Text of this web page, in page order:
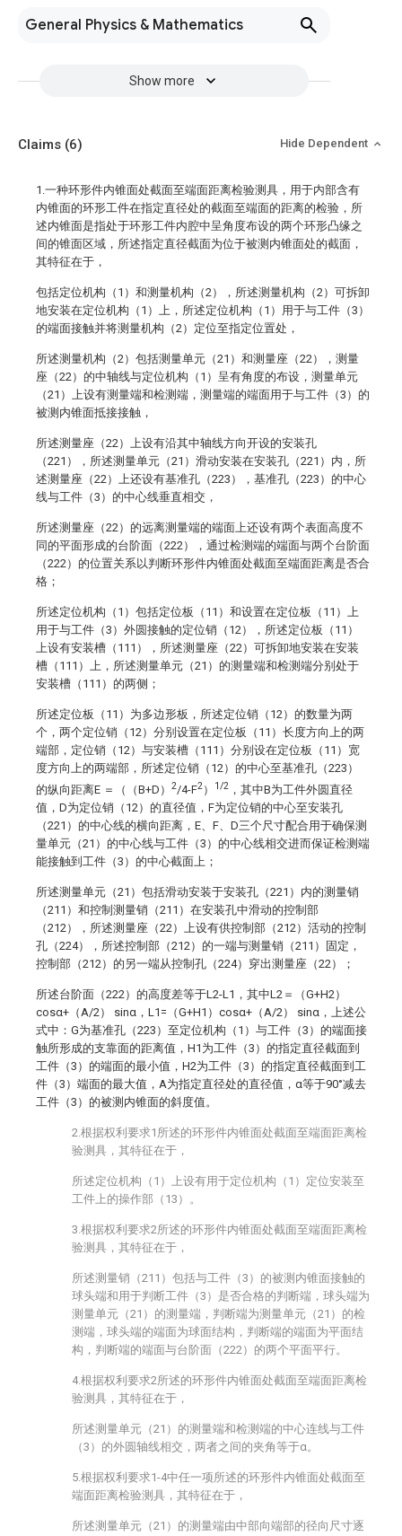
General Physics & Mathematics
Show more
Claims (6) Hide Dependent
1.一种环形件内锥面处截面至端面距离检验测具，用于内部含有
内锥面的环形工件在指定直径处的截面至端面的距离的检验，所
述内锥面是指处于环形工件内腔中呈角度布设的两个环形凸缘之
间的锥面区域，所述指定直径截面为位于被测内锥面处的截面，
其特征在于，
包括定位机构（1）和测量机构（2），所述测量机构（2）可拆卸
地安装在定位机构（1）上，所述定位机构（1）用于与工件（3）
的端面接触并将测量机构（2）定位至指定位置处，
所述测量机构（2）包括测量单元（21）和测量座（22），测量
座（22）的中轴线与定位机构（1）呈有角度的布设，测量单元
（21）上设有测量端和检测端，测量端的端面用于与工件（3）的
被测内锥面抵接接触，
所述测量座（22）上设有沿其中轴线方向开设的安装孔
（221），所述测量单元（21）滑动安装在安装孔（221）内，所
述测量座（22）上还设有基准孔（223），基准孔（223）的中心
线与工件（3）的中心线垂直相交，
所述测量座（22）的远离测量端的端面上还设有两个表面高度不
同的平面形成的台阶面（222），通过检测端的端面与两个台阶面
（222）的位置关系以判断环形件内锥面处截面至端面距离是否合
格；
所述定位机构（1）包括定位板（11）和设置在定位板（11）上
用于与工件（3）外圆接触的定位销（12），所述定位板（11）
上设有安装槽（111），所述测量座（22）可拆卸地安装在安装
槽（111）上，所述测量单元（21）的测量端和检测端分别处于
安装槽（111）的两侧；
所述定位板（11）为多边形板，所述定位销（12）的数量为两
个，两个定位销（12）分别设置在定位板（11）长度方向上的两
端部，定位销（12）与安装槽（111）分别设在定位板（11）宽
度方向上的两端部，所述定位销（12）的中心至基准孔（223）
的纵向距离E ＝（（B+D） 2/4-F2） 1/2 ，其中B为工件外圆直径
值，D为定位销（12）的直径值，F为定位销的中心至安装孔
（221）的中心线的横向距离，E、F、D三个尺寸配合用于确保测
量单元（21）的中心线与工件（3）的中心线相交进而保证检测端
能接触到工件（3）的中心截面上；
所述测量单元（21）包括滑动安装于安装孔（221）内的测量销
（211）和控制测量销（211）在安装孔中滑动的控制部
（212），所述测量座（22）上设有供控制部（212）活动的控制
孔（224），所述控制部（212）的一端与测量销（211）固定，
控制部（212）的另一端从控制孔（224）穿出测量座（22）；
所述台阶面（222）的高度差等于L2-L1，其中L2＝（G+H2）
cosα+（A/2）
sinα，L1=（G+H1） cosα+（A/2）
sinα，上述公
式中：G为基准孔（223）至定位机构（1）与工件（3）的端面接
触所形成的支靠面的距离值，H1为工件（3）的指定直径截面到
工件（3）的端面的最小值，H2为工件（3）的指定直径截面到工
件（3）端面的最大值，A为指定直径处的直径值，α等于90°减去
工件（3）的被测内锥面的斜度值。
2.根据权利要求1所述的环形件内锥面处截面至端面距离检
验测具，其特征在于，
所述定位机构（1）上设有用于定位机构（1）定位安装至
工件上的操作部（13）。
3.根据权利要求2所述的环形件内锥面处截面至端面距离检
验测具，其特征在于，
所述测量销（211）包括与工件（3）的被测内锥面接触的
球头端和用于判断工件（3）是否合格的判断端，球头端为
测量单元（21）的测量端，判断端为测量单元（21）的检
测端，球头端的端面为球面结构，判断端的端面为平面结
构，判断端的端面与台阶面（222）的两个平面平行。
4.根据权利要求2所述的环形件内锥面处截面至端面距离检
验测具，其特征在于，
所述测量单元（21）的测量端和检测端的中心连线与工件
（3）的外圆轴线相交，两者之间的夹角等于α。
5.根据权利要求1-4中任一项所述的环形件内锥面处截面至
端面距离检验测具，其特征在于，
所述测量单元（21）的测量端由中部向端部的径向尺寸逐